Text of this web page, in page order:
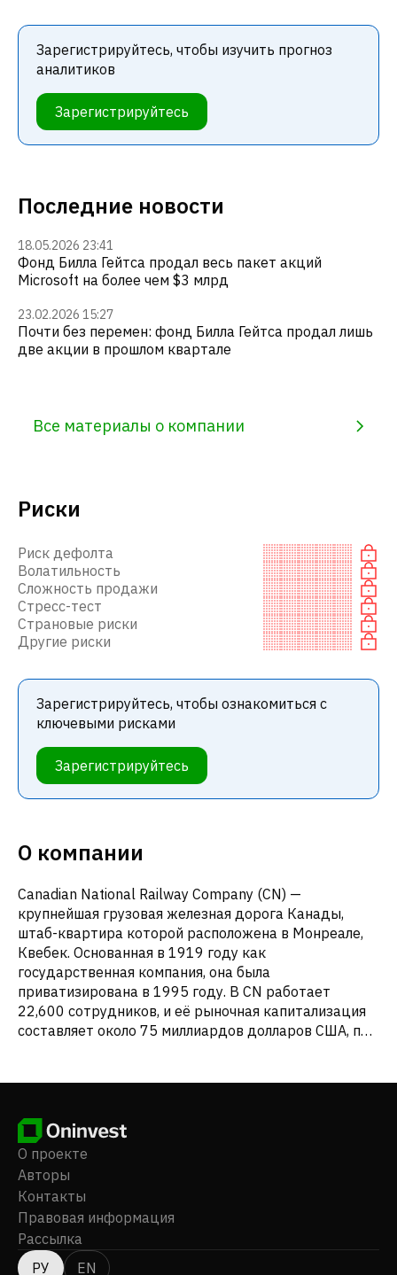
Последние новости
18.05.2026 23:41
Фонд Билла Гейтса продал весь пакет акций
Microsoft на более чем $3 млрд
23.02.2026 15:27
Почти без перемен: фонд Билла Гейтса продал лишь
две акции в прошлом квартале
Все материалы о компании
Риски
Риск дефолта
Волатильность
Сложность продажи
Стресс-тест
Страновые риски
Другие риски
Зарегистрируйтесь, чтобы ознакомиться с
ключевыми рисками
Зарегистрируйтесь
О компании
Canadian National Railway Company (CN) —
крупнейшая грузовая железная дорога Канады,
штаб-квартира которой расположена в Монреале,
Квебек. Основанная в 1919 году как
государственная компания, она была
приватизирована в 1995 году. В CN работает
22,600 сотрудников, и её рыночная капитализация
составляет около 75 миллиардов долларов США, по
атлантическим и тихоокеанским побережьями, а
Соединённых Штатов. Основные грузы CN
включают нефть и химикаты, зерно и удобрения,
уголь, металлы и минералы, лесные продукты, а
также автомобили и интермодальные товары. - CN
предоставляет такие услуги, как загрузка и
разгрузка грузов, дистрибуция, логистика
автотранспорта и управление транспортировкой. -
Компания была известна как Canadian National
Зарегистрируйтесь, чтобы изучить прогноз
аналитиков
Зарегистрируйтесь
О проекте
Авторы
Контакты
Правовая информация
Рассылка
РУ
EN